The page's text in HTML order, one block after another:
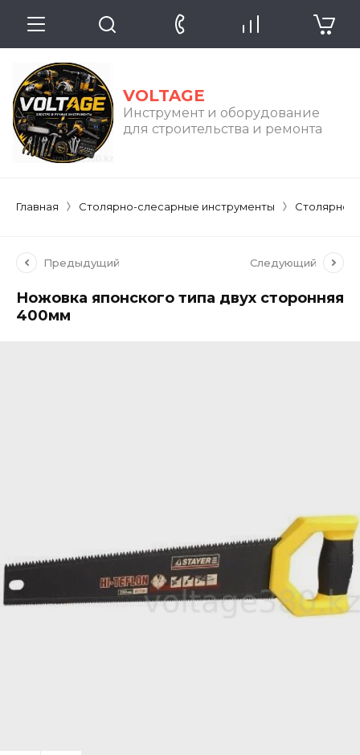
VOLTAGE
Инструмент и оборудование
для строительства и ремонта
Главная Столярно-слесарные инструменты Столярно-
Предыдущий Следующий
Ножовка японского типа двух сторонняя
400мм